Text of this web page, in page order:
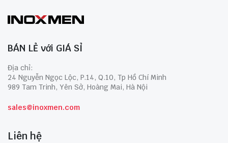
BÁN LẺ với GIÁ SỈ
Địa chỉ:
24 Nguyễn Ngọc Lộc, P.14, Q.10, Tp Hồ Chí Minh
989 Tam Trinh, Yên Sở, Hoàng Mai, Hà Nội
sales@inoxmen.com
Liên hệ